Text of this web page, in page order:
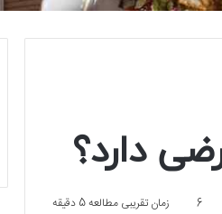
دارد؟
6 زمان تقریبی مطالعه 5 دقیقه